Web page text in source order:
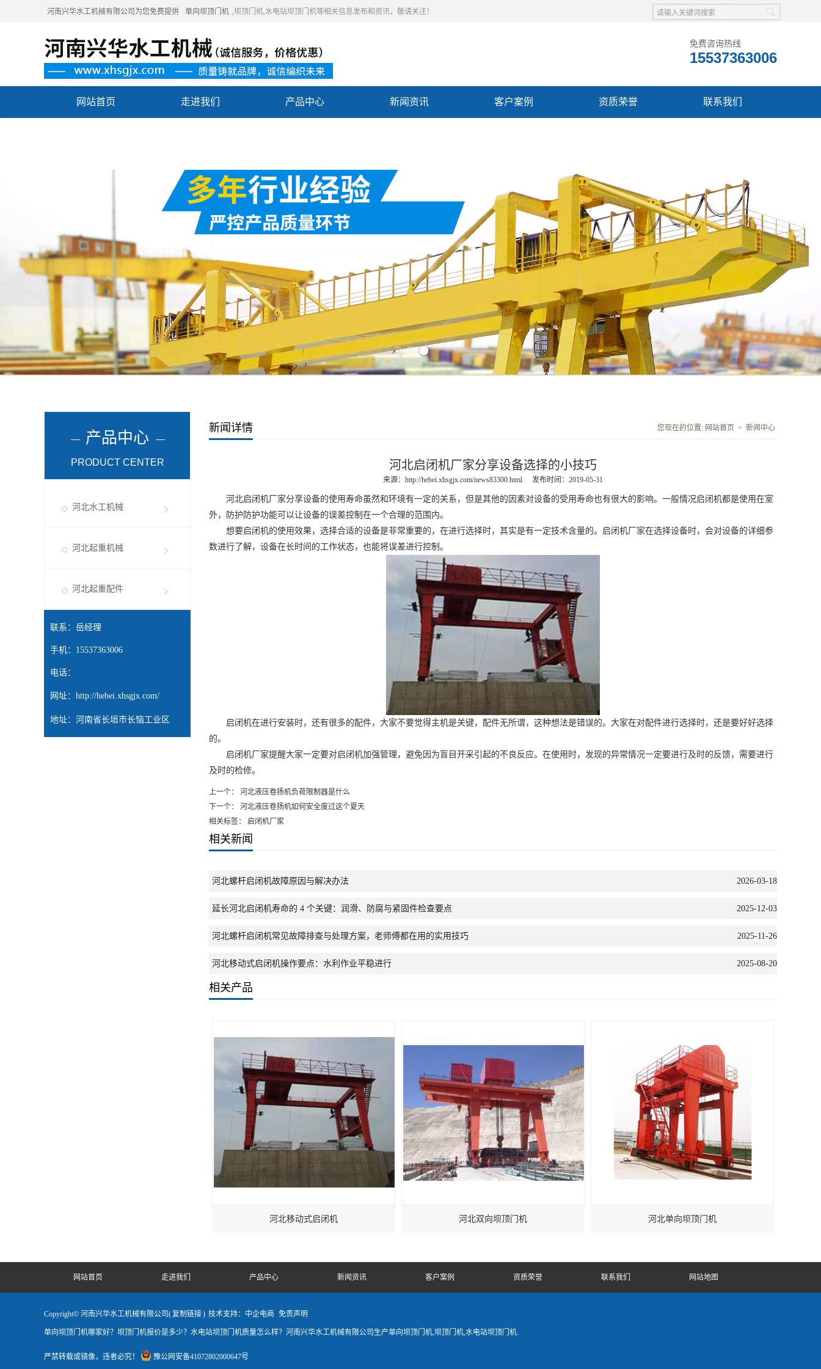
河南兴华水工机械有限公司为您免费提供 单向坝顶门机 ,坝顶门机,水电站坝顶门机等相关信息发布和资讯，敬请关注！
免费咨询热线
15537363006
网站首页 走进我们 产品中心 新闻资讯 客户案例 资质荣誉 联系我们
产品中心
PRODUCT CENTER
河北水工机械
河北起重机械
河北起重配件
联系：岳经理
手机：15537363006
电话：
网址： http://hebei.xhsgjx.com/
地址：河南省长垣市长恼工业区
新闻详情 您现在的位置: 网站首页 > 新闻中心
河北启闭机厂家分享设备选择的小技巧
来源： http://hebei.xhsgjx.com/news83300.html 发布时间：2019-05-31
河北启闭机厂家分享设备的使用寿命虽然和环境有一定的关系，但是其他的因素对设备的受用寿命也有很大的影响。一般情况启闭机都是使用在室
外，防护防护功能可以让设备的误差控制在一个合理的范围内。
想要启闭机的使用效果，选择合适的设备是非常重要的，在进行选择时，其实是有一定技术含量的。启闭机厂家在选择设备时，会对设备的详细参
数进行了解，设备在长时间的工作状态，也能将误差进行控制。
启闭机在进行安装时，还有很多的配件，大家不要觉得主机是关键，配件无所谓，这种想法是错误的。大家在对配件进行选择时，还是要好好选择
的。
启闭机厂家提醒大家一定要对启闭机加强管理，避免因为盲目开采引起的不良反应。在使用时，发现的异常情况一定要进行及时的反馈，需要进行
及时的检修。
上一个：
河北液压卷扬机负荷限制器是什么
下一个：
河北液压卷扬机如何安全度过这个夏天
相关标签： 启闭机厂家
相关新闻
河北螺杆启闭机故障原因与解决办法 2026-03-18
延长河北启闭机寿命的 4 个关键：润滑、防腐与紧固件检查要点 2025-12-03
河北螺杆启闭机常见故障排查与处理方案，老师傅都在用的实用技巧 2025-11-26
河北移动式启闭机操作要点：水利作业平稳进行 2025-08-20
相关产品
河北移动式启闭机 河北双向坝顶门机 河北单向坝顶门机
网站首页 走进我们 产品中心 新闻资讯 客户案例 资质荣誉 联系我们 网站地图
Copyright© 河南兴华水工机械有限公司(复制链接) 技术支持：中企电商 免责声明
单向坝顶门机哪家好？坝顶门机报价是多少？水电站坝顶门机质量怎么样？河南兴华水工机械有限公司生产单向坝顶门机,坝顶门机,水电站坝顶门机.
严禁转载或镜像，违者必究！ 豫公网安备41072802000647号